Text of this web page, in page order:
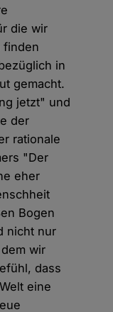
die wir
finden
in
gemacht.
jetzt" und
der
rationale
"Der
eher
Bogen
nicht nur
wir
dass
eine